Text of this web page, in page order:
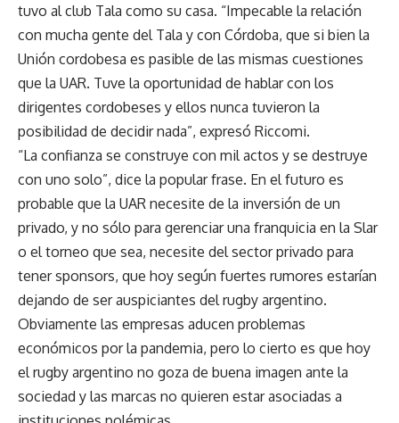
tuvo al club Tala como su casa. “Impecable la relación
con mucha gente del Tala y con Córdoba, que si bien la
Unión cordobesa es pasible de las mismas cuestiones
que la UAR. Tuve la oportunidad de hablar con los
dirigentes cordobeses y ellos nunca tuvieron la
posibilidad de decidir nada”, expresó Riccomi.
“La confianza se construye con mil actos y se destruye
con uno solo”, dice la popular frase. En el futuro es
probable que la UAR necesite de la inversión de un
privado, y no sólo para gerenciar una franquicia en la Slar
o el torneo que sea, necesite del sector privado para
tener sponsors, que hoy según fuertes rumores estarían
dejando de ser auspiciantes del rugby argentino.
Obviamente las empresas aducen problemas
económicos por la pandemia, pero lo cierto es que hoy
el rugby argentino no goza de buena imagen ante la
sociedad y las marcas no quieren estar asociadas a